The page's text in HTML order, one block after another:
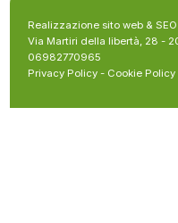
Realizzazione sito web &
Via Martiri della libertà, 28 -
06982770965
Privacy Policy - Cookie Policy